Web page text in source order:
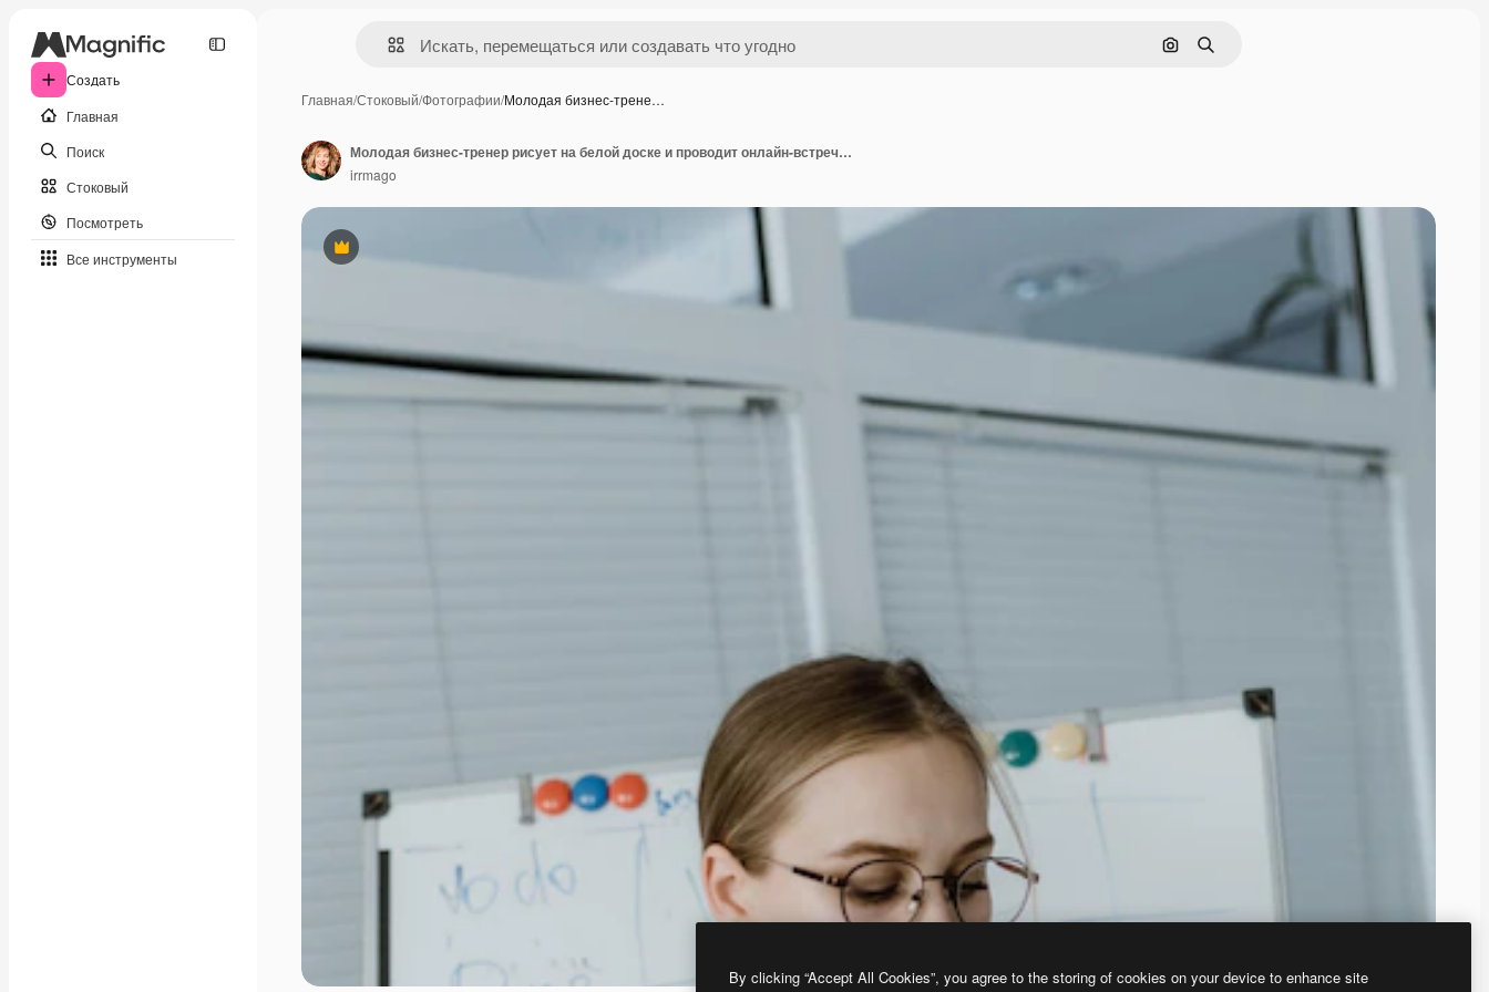
Создать
Главная
Поиск
Стоковый
Посмотреть
Все инструменты
Поиск по изображению
Поиск
Главная/Стоковый/Фотографии/Молодая бизнес-трене…
Премиум
Молодая бизнес-тренер рисует на белой доске и проводит онлайн-встречу в офисе
irrmago
By clicking “Accept All Cookies”, you agree to the storing of cookies on your device to enhance site